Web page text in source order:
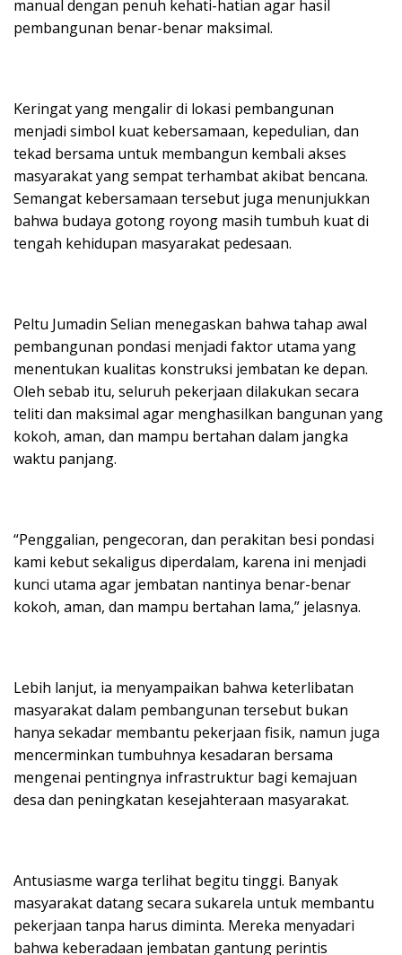
manual dengan penuh kehati-hatian agar hasil
pembangunan benar-benar maksimal.
Keringat yang mengalir di lokasi pembangunan
menjadi simbol kuat kebersamaan, kepedulian, dan
tekad bersama untuk membangun kembali akses
masyarakat yang sempat terhambat akibat bencana.
Semangat kebersamaan tersebut juga menunjukkan
bahwa budaya gotong royong masih tumbuh kuat di
tengah kehidupan masyarakat pedesaan.
Peltu Jumadin Selian menegaskan bahwa tahap awal
pembangunan pondasi menjadi faktor utama yang
menentukan kualitas konstruksi jembatan ke depan.
Oleh sebab itu, seluruh pekerjaan dilakukan secara
teliti dan maksimal agar menghasilkan bangunan yang
kokoh, aman, dan mampu bertahan dalam jangka
waktu panjang.
“Penggalian, pengecoran, dan perakitan besi pondasi
kami kebut sekaligus diperdalam, karena ini menjadi
kunci utama agar jembatan nantinya benar-benar
kokoh, aman, dan mampu bertahan lama,” jelasnya.
Lebih lanjut, ia menyampaikan bahwa keterlibatan
masyarakat dalam pembangunan tersebut bukan
hanya sekadar membantu pekerjaan fisik, namun juga
mencerminkan tumbuhnya kesadaran bersama
mengenai pentingnya infrastruktur bagi kemajuan
desa dan peningkatan kesejahteraan masyarakat.
Antusiasme warga terlihat begitu tinggi. Banyak
masyarakat datang secara sukarela untuk membantu
pekerjaan tanpa harus diminta. Mereka menyadari
bahwa keberadaan jembatan gantung perintis